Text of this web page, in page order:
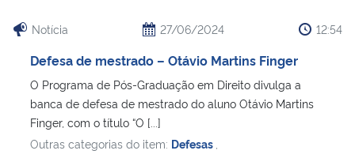
Ministério do Turismo
Ministério do Desenvolvimento Regional
Notícia 27/06/2024 12:54
Defesa de mestrado – Otávio Martins Finger
O Programa de Pós-Graduação em Direito divulga a
banca de defesa de mestrado do aluno Otávio Martins
Finger, com o título “O [...]
Outras categorias do item: Defesas